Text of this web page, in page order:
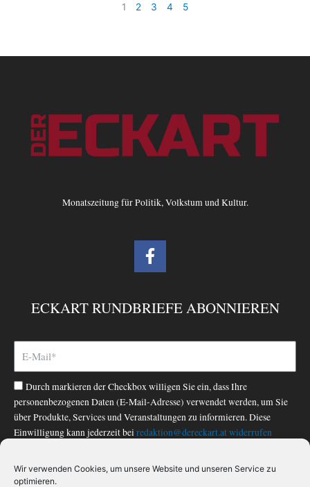
Wir verwenden Cookies, um unsere Website und unseren Service zu
optimieren.
1 2 3 4 5
Monatszeitung für Politik, Volkstum und Kultur.
F
a
b
o
-
f
ECKART RUNDBRIEFE ABONNIEREN
Durch markieren der Checkbox willigen Sie ein, dass Ihre
personenbezogenen Daten (E-Mail-Adresse) verwendet werden, um Sie
über Produkte, Services und Veranstaltungen zu informieren. Diese
Einwilligung kann jederzeit bei redaktion@dereckart.atwiderrufen
Datenschutzerklärung